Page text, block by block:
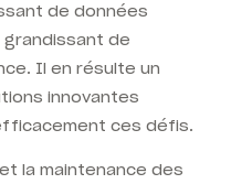
de données
de
Il en résulte un
innovantes
ces défis.
la maintenance des